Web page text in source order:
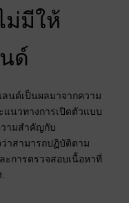
ม่มีให้
ด์
นด์เป็นผลมาจากความ
นวทางการเปิดตัวแบบ
วามสำคัญกับ
ว่าสามารถปฏิบัติตาม
การตรวจสอบเนื้อหาที่